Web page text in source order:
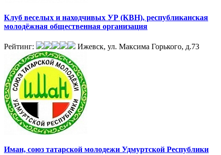
Клуб веселых и находчивых УР (КВН), республиканская
молодёжная общественная организация
Рейтинг: Ижевск, ул. Максима Горького, д.73
Иман, союз татарской молодежи Удмуртской Республики